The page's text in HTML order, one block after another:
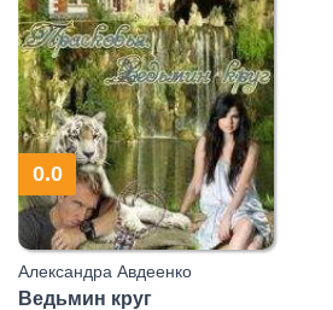
0.0
Александра Авдеенко
Ведьмин круг